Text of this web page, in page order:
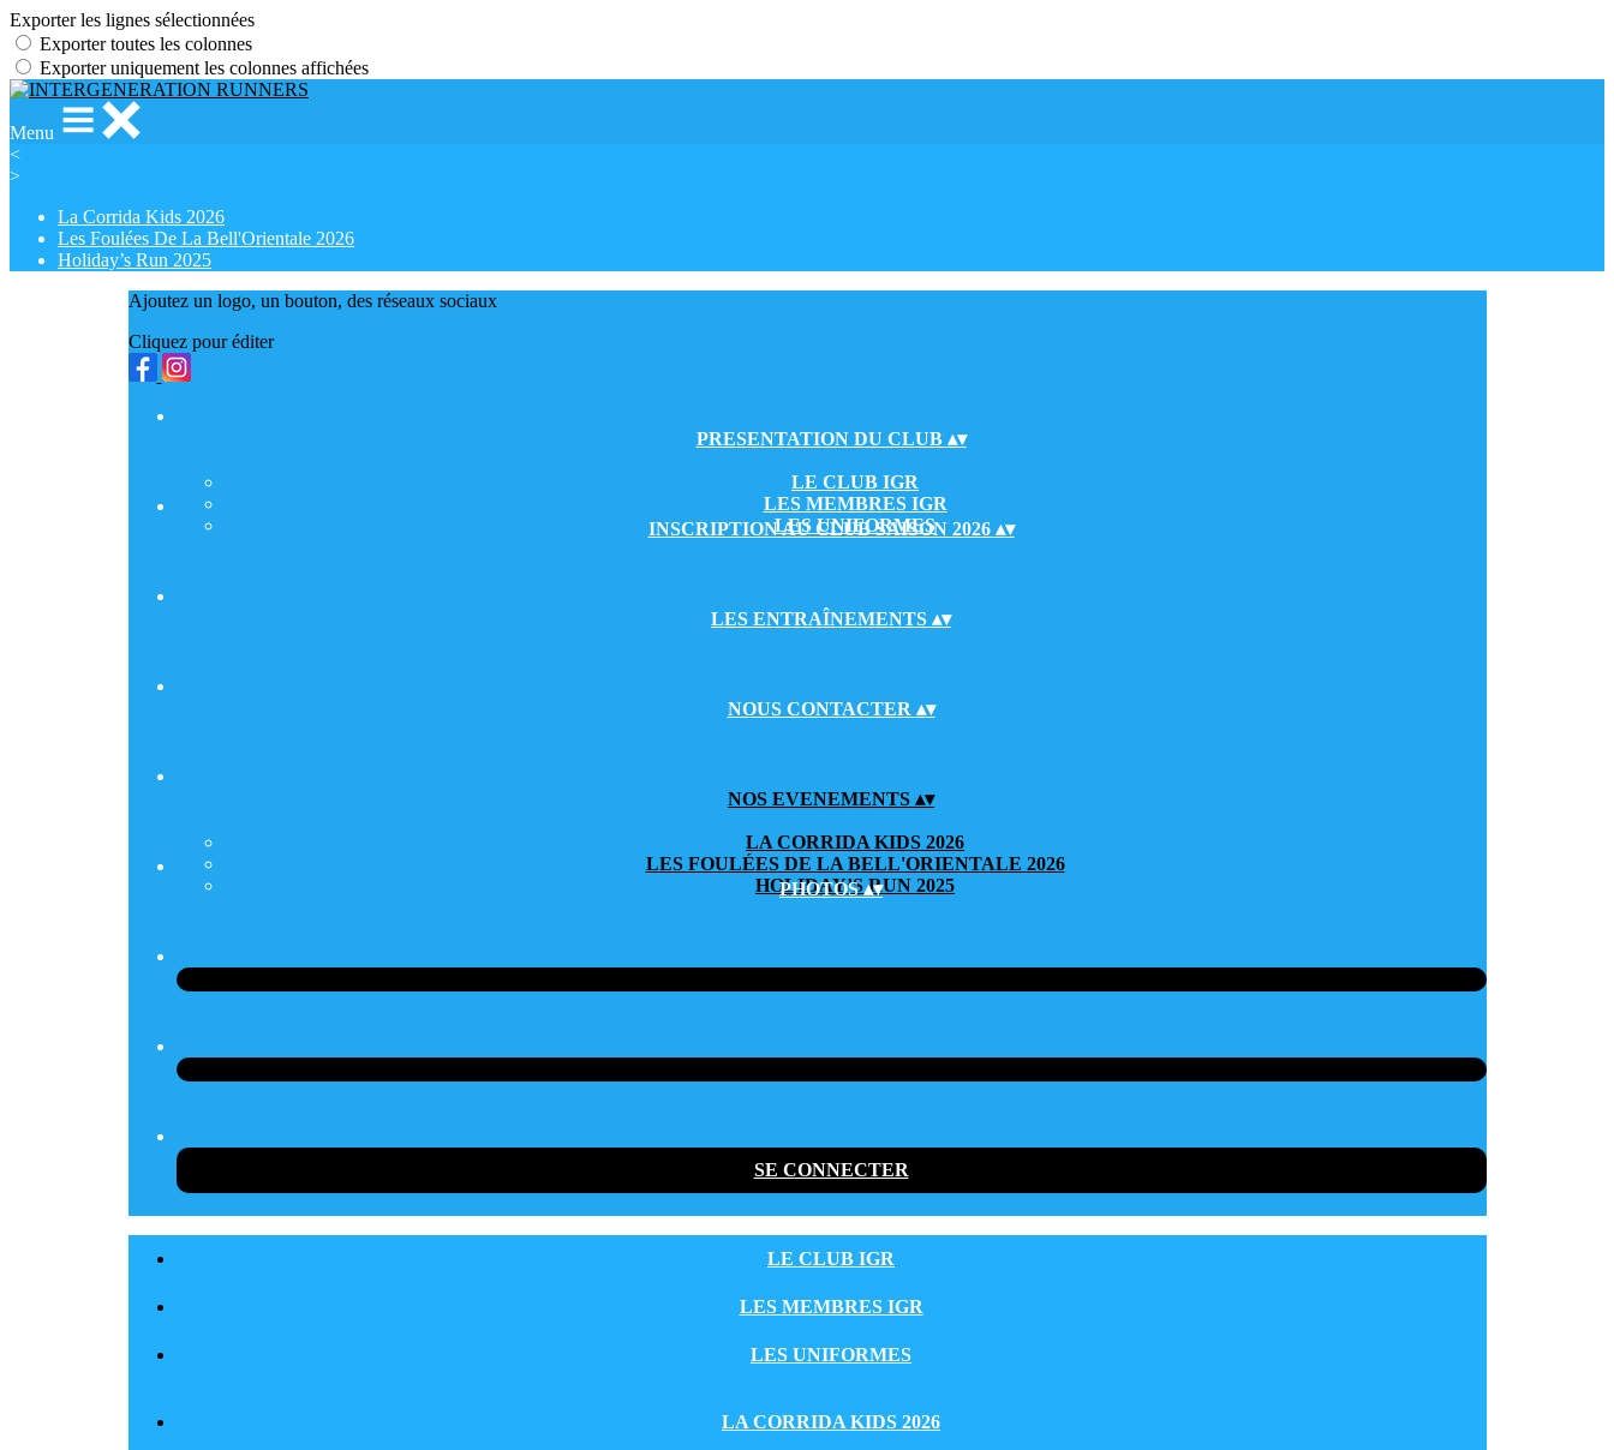
Exporter les lignes sélectionnées
Exporter toutes les colonnes
Exporter uniquement les colonnes affichées
Menu
<
>
La Corrida Kids 2026
Les Foulées De La Bell'Orientale 2026
Holiday’s Run 2025
Ajoutez un logo, un bouton, des réseaux sociaux
Cliquez pour éditer
PRESENTATION DU CLUB ▴▾
LE CLUB IGR
LES MEMBRES IGR
LES UNIFORMES
INSCRIPTION AU CLUB SAISON 2026 ▴▾
LES ENTRAÎNEMENTS ▴▾
NOUS CONTACTER ▴▾
NOS EVENEMENTS ▴▾
LA CORRIDA KIDS 2026
LES FOULÉES DE LA BELL'ORIENTALE 2026
HOLIDAY’S RUN 2025
PHOTOS▴▾
SE CONNECTER
LE CLUB IGR
LES MEMBRES IGR
LES UNIFORMES
LA CORRIDA KIDS 2026